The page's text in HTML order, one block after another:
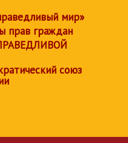
мир»
прав граждан
союз